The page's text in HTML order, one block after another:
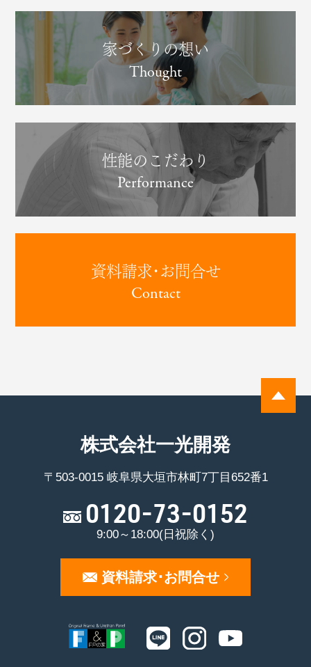
家づくりの想い
Thought
性能のこだわり
Performance
資料請求･お問合せ
Contact
株式会社一光開発
〒503-0015 岐阜県大垣市林町7丁目652番1
0120-73-0152
9:00～18:00(日祝除く)
資料請求･お問合せ